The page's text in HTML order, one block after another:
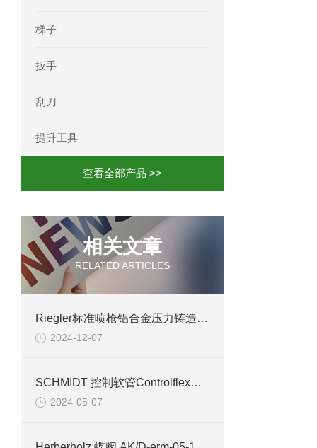
梯子
扳手
刮刀
提升工具
查看全部产品 >>
相关文章
RELATED ARTICLES
Riegler标准喷枪铝合金压力铸造Nippel NW 7,2-7,8技术介绍
2024-12-07
SCHMIDT 控制软管Controlflex® CPS 15.2 案例
2024-05-07